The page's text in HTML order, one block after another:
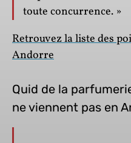
toute concurrence. »
Retrouvez la liste des
Andorre
Quid de la
ne viennent pas en